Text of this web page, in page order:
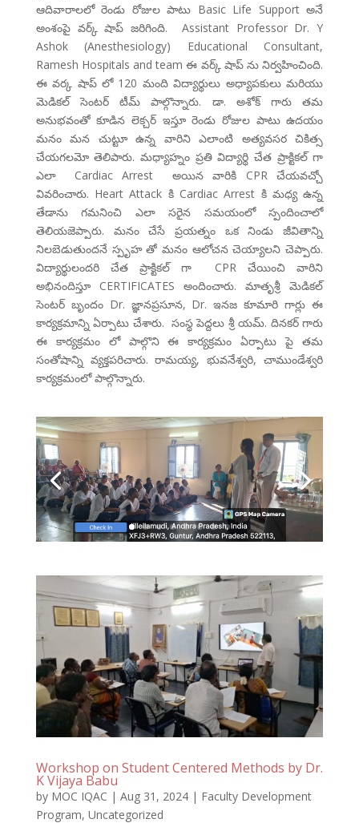
ఆదివారాలలో రెండు రోజుల పాటు Basic Life Support అనే
అంశంపై వర్క్ షాప్ జరిగింది. Assistant Professor Dr. Y
Ashok (Anesthesiology) Educational Consultant,
Ramesh Hospitals and team ఈ వర్క్ షాప్ ను నిర్వహించింది.
ఈ వర్క షాప్ లో 120 మంది విద్యార్థులు అధ్యాపకులు మరియు
మెడికల్ సెంటర్ టీమ్ పాల్గొన్నారు. డా. అశోక్ గారు తమ
అనుభవంతో కూడిన లెక్చర్ ఇస్తూ రెండు రోజుల పాటు ఉదయం
మనం మన చుట్టూ ఉన్న వారిని ఎలాంటి అత్యవసర చికిత్స
చేయగలమో తెలిపారు. మధ్యాహ్నం ప్రతి విద్యార్థి చేత ప్రాక్టికల్ గా
ఎలా Cardiac Arrest అయిన వారికి CPR చేయవచ్చో
వివరించారు. Heart Attack కి Cardiac Arrest కి మధ్య ఉన్న
తేడాను గమనించి ఎలా సరైన సమయంలో స్పందించాలో
తెలియజెప్పారు. మనం చేసే ప్రయత్నం ఒక నిండు జీవితాన్ని
నిలబెడుతుందనే స్పృహ తో మనం ఆలోచన చెయ్యాలని చెప్పారు.
విద్యార్థులందరి చేత ప్రాక్టికల్ గా CPR చేయించి వారిని
అభినందిస్తూ CERTIFICATES అందించారు. మాతృశ్రీ మెడికల్
సెంటర్ బృందం Dr. జ్ఞానప్రసూన, Dr. ఇనజ కూమారి గార్లు ఈ
కార్యక్రమాన్ని ఏర్పాటు చేశారు. సంస్థ పెద్దలు శ్రీ యమ్. దినకర్ గారు
ఈ కార్యక్రమం లో పాల్గొని ఈ కార్యక్రమం ఏర్పాటు పై తమ
సంతోషాన్ని వ్యక్తపరిచారు. రామయ్య, భువనేశ్వరి, చాముండేశ్వరి
కార్యక్రమంలో పాల్గొన్నారు.
Workshop on Student Centered Methods by Dr.
K Vijaya Babu
by MOC IQAC | Aug 31, 2024| Faculty Development
Program, Uncategorized